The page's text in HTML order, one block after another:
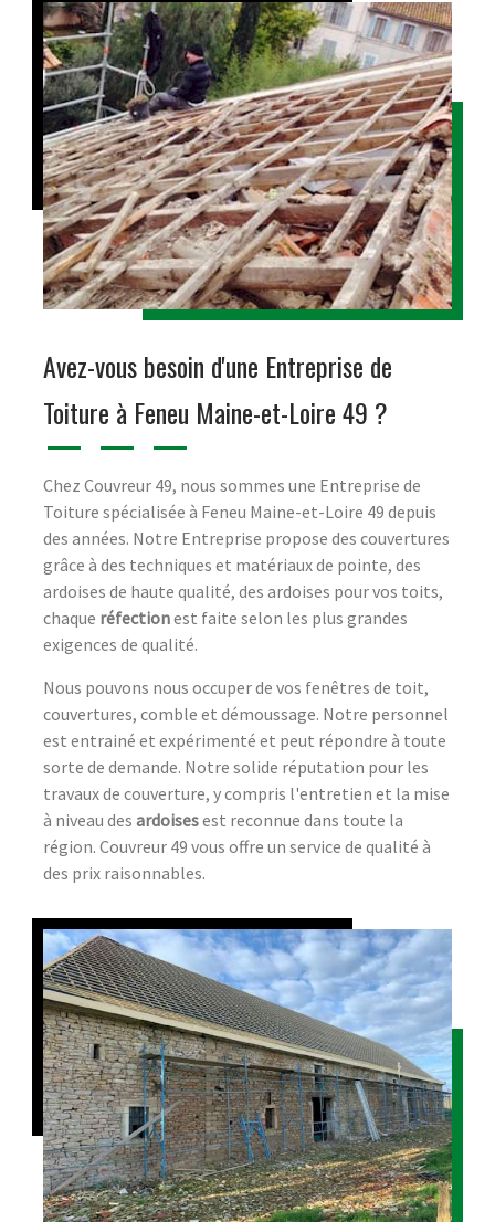
Avez-vous besoin d'une Entreprise de
Toiture à Feneu Maine-et-Loire 49 ?
Chez Couvreur 49, nous sommes une Entreprise de
Toiture spécialisée à Feneu Maine-et-Loire 49 depuis
des années. Notre Entreprise propose des couvertures
grâce à des techniques et matériaux de pointe, des
ardoises de haute qualité, des ardoises pour vos toits,
chaque réfectionest faite selon les plus grandes
exigences de qualité.
Nous pouvons nous occuper de vos fenêtres de toit,
couvertures, comble et démoussage. Notre personnel
est entrainé et expérimenté et peut répondre à toute
sorte de demande. Notre solide réputation pour les
travaux de couverture, y compris l'entretien et la mise
à niveau des ardoisesest reconnue dans toute la
région. Couvreur 49 vous offre un service de qualité à
des prix raisonnables.